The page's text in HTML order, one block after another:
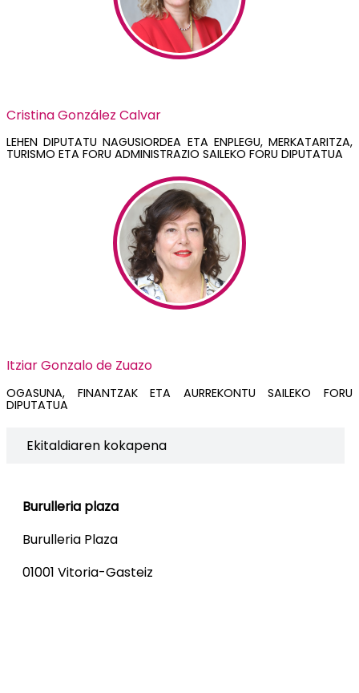
Cristina González Calvar
LEHEN DIPUTATU NAGUSIORDEA ETA ENPLEGU, MERKATARITZA,
TURISMO ETA FORU ADMINISTRAZIO SAILEKO FORU DIPUTATUA
Itziar Gonzalo de Zuazo
OGASUNA, FINANTZAK ETA AURREKONTU SAILEKO FORU
DIPUTATUA
Ekitaldiaren kokapena
Burulleria plaza
Burulleria Plaza
01001 Vitoria-Gasteiz